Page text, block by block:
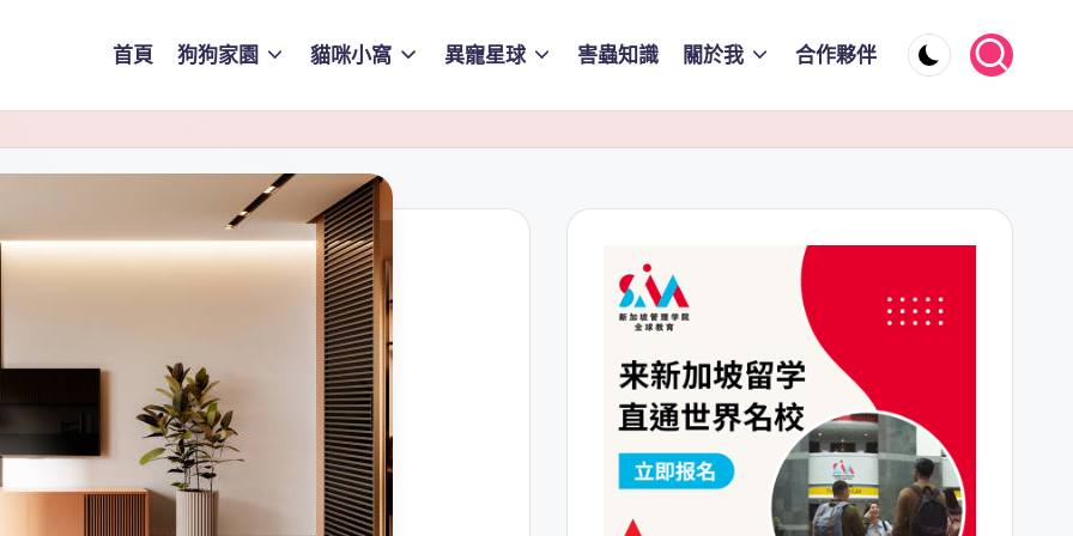
首頁 狗狗家園 貓咪小窩 異寵星球 害蟲知識 關於我 合作夥伴